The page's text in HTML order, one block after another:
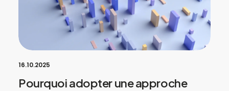
16.10.2025
Pourquoi adopter une approche